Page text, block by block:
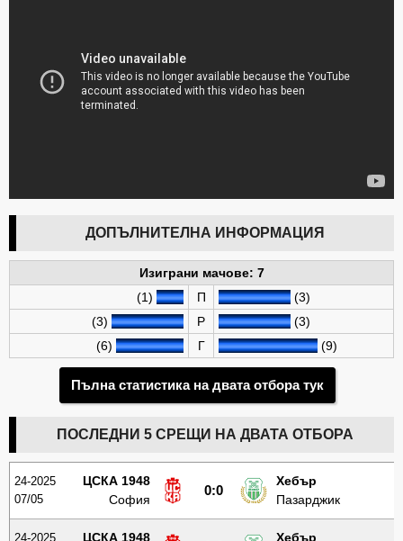
ДОПЪЛНИТЕЛНА ИНФОРМАЦИЯ
Изиграни мачове: 7
(1)
П
(3)
(3)
Р
(3)
(6)
Г (9)
Пълна статистика на двата отбора тук
ПОСЛЕДНИ 5 СРЕЩИ НА ДВАТА ОТБОРА
24-2025
07/05
ЦСКА 1948
София
0:0
Хебър
Пазарджик
24-2025
ЦСКА 1948
Хебър